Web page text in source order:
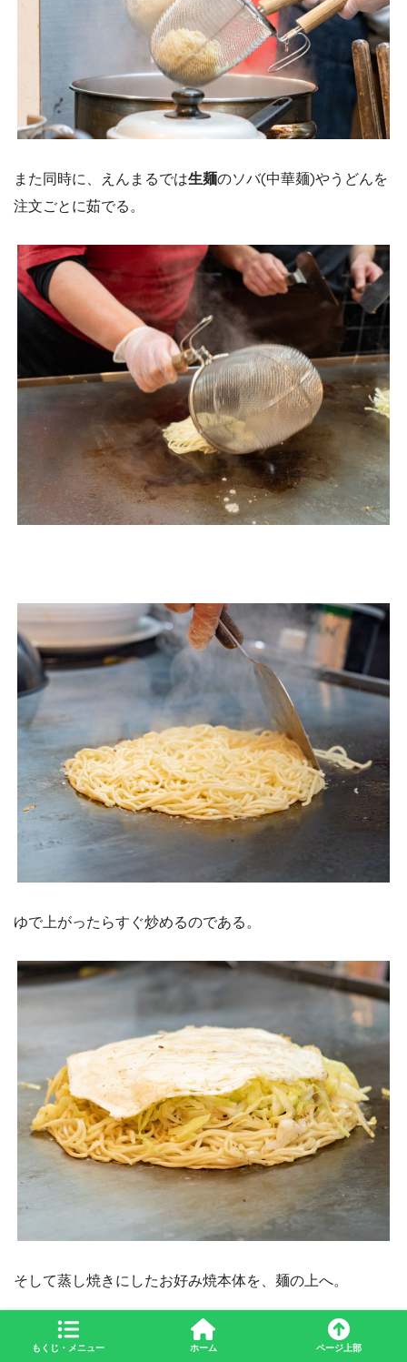
また同時に、えんまるでは生麺のソバ(中華麺)やうどんを
注文ごとに茹でる。
ゆで上がったらすぐ炒めるのである。
そして蒸し焼きにしたお好み焼本体を、麺の上へ。
もくじ・メニュー ホーム ページ上部